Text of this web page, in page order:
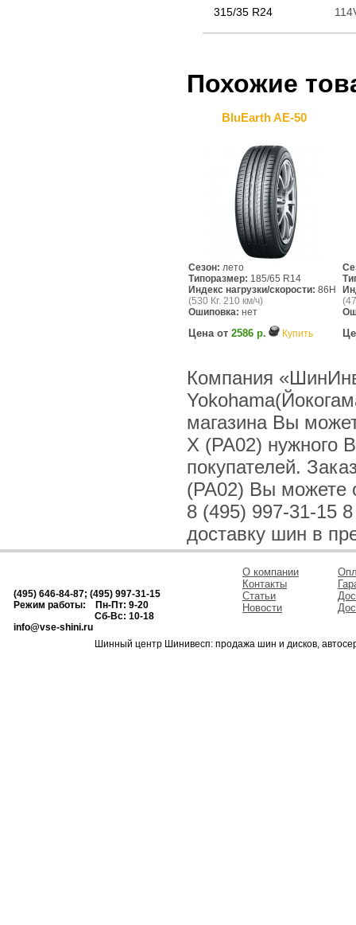
315/35 R24
Похожие
BluEarth AE-50
Сезон: лето
Типоразмер: 185/65 R14
Индекс нагрузки/скорости: 86H
(530 Кг. 210 км/ч)
Ошиповка: нет
Цена от 2586 р. Купить
Компания
магазина Вы
X (PA02) нужного
покупателей.
(PA02) Вы можете
8 (495) 997-31-15
доставку шин в
(495) 646-84-87; (495) 997-31-15
Режим работы: Пн-Пт: 9-20
Сб-Вс: 10-18
info@vse-shini.ru
О компании
Контакты
Статьи
Новости
Шинный центр Шинивесп: продажа шин и дисков,